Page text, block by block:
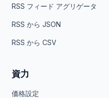
RSS フィード アグリゲータ
RSS から JSON
RSS から CSV
資力
価格設定